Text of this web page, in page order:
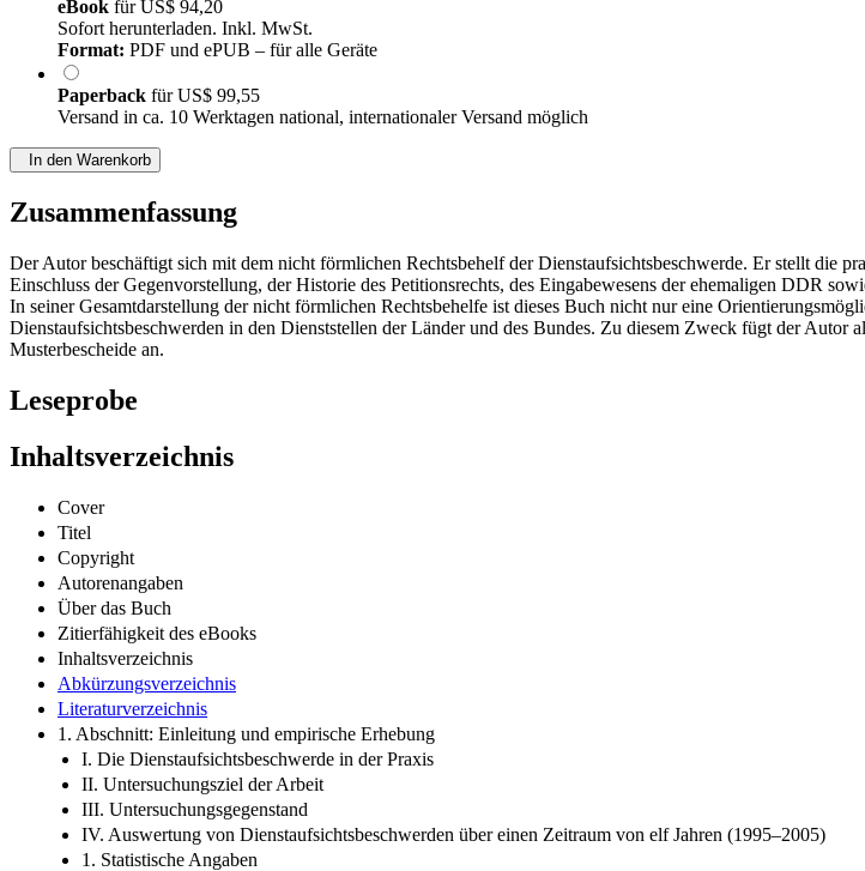
eBook fürUS$ 94,20
Sofort herunterladen. Inkl. MwSt.
Format: PDF und ePUB – für alle Geräte
Paperback fürUS$ 99,55
Versand in ca. 10 Werktagen national, internationaler Versand möglich
In den Warenkorb
Zusammenfassung
Der Autor beschäftigt sich mit dem nicht förmlichen Rechtsbehelf der Dienstaufsichtsbeschwerde. Er stellt die
Einschluss der Gegenvorstellung, der Historie des Petitionsrechts, des Eingabewesens der ehemaligen DDR
In seiner Gesamtdarstellung der nicht förmlichen Rechtsbehelfe ist dieses Buch nicht nur eine
Dienstaufsichtsbeschwerden in den Dienststellen der Länder und des Bundes. Zu diesem Zweck fügt der Autor
Musterbescheide an.
Leseprobe
Inhaltsverzeichnis
Cover
Titel
Copyright
Autorenangaben
Über das Buch
Zitierfähigkeit des eBooks
Inhaltsverzeichnis
Abkürzungsverzeichnis
Literaturverzeichnis
1. Abschnitt: Einleitung und empirische Erhebung
I. Die Dienstaufsichtsbeschwerde in der Praxis
II. Untersuchungsziel der Arbeit
III. Untersuchungsgegenstand
IV. Auswertung von Dienstaufsichtsbeschwerden über einen Zeitraum von elf Jahren (1995–2005)
1. Statistische Angaben